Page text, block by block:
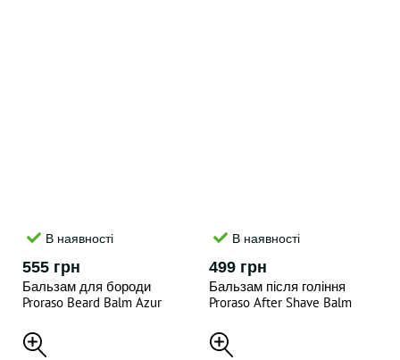
В наявності
555 грн
Бальзам для бороди
Proraso Beard Balm Azur
В наявності
499 грн
Бальзам після гоління
Proraso After Shave Balm